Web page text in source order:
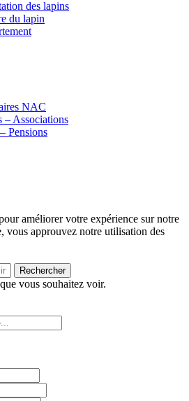
des lapins
du lapin
NAC
– Associations
Pensions
améliorer votre expérience sur notre
vous approuvez notre utilisation des
Rechercher
vous souhaitez voir.